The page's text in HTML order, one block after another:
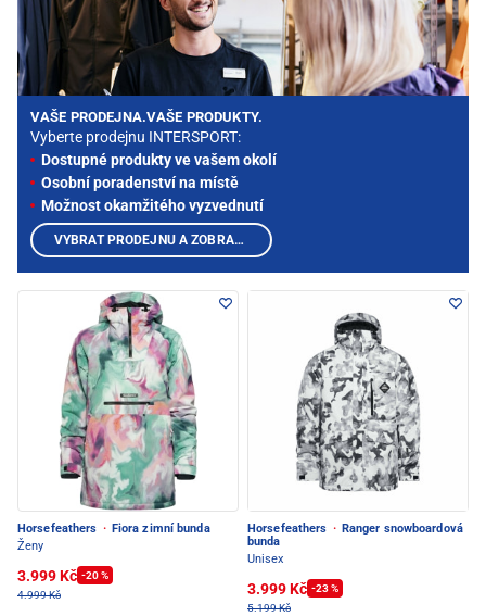
Horsefeathers · Fiora zimní bunda
Ženy
3.999 Kč -20 %
4.999 Kč
Horsefeathers · Ranger snowboardová
bunda
Unisex
3.999 Kč -23 %
5.199 Kč
VAŠE PRODEJNA.VAŠE PRODUKTY.
Vyberte prodejnu INTERSPORT:
Dostupné produkty ve vašem okolí
Osobní poradenství na místě
Možnost okamžitého vyzvednutí
VYBRAT PRODEJNU A ZOBRAZIT PRODUKTY